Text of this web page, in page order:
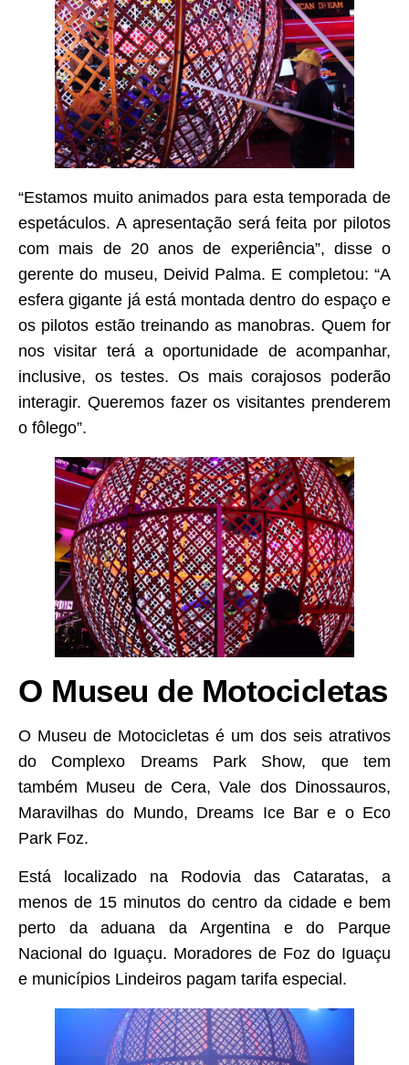
“Estamos muito animados para esta temporada de
espetáculos. A apresentação será feita por pilotos
com mais de 20 anos de experiência”, disse o
gerente do museu, Deivid Palma. E completou: “A
esfera gigante já está montada dentro do espaço e
os pilotos estão treinando as manobras. Quem for
nos visitar terá a oportunidade de acompanhar,
inclusive, os testes. Os mais corajosos poderão
interagir. Queremos fazer os visitantes prenderem
o fôlego”.
O Museu de Motocicletas
O Museu de Motocicletas é um dos seis atrativos
do Complexo Dreams Park Show, que tem
também Museu de Cera, Vale dos Dinossauros,
Maravilhas do Mundo, Dreams Ice Bar e o Eco
Park Foz.
Está localizado na Rodovia das Cataratas, a
menos de 15 minutos do centro da cidade e bem
perto da aduana da Argentina e do Parque
Nacional do Iguaçu. Moradores de Foz do Iguaçu
e municípios Lindeiros pagam tarifa especial.